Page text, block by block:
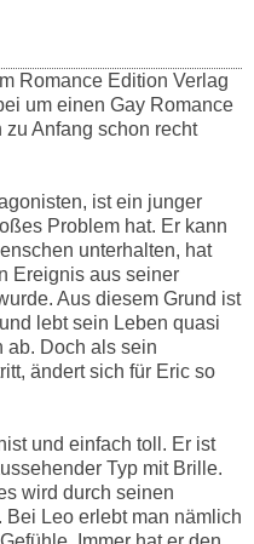
Romance Edition Verlag
um einen Gay Romance
Anfang schon recht
ist ein junger
Problem hat. Er kann
unterhalten, hat
Ereignis aus seiner
Aus diesem Grund ist
lebt sein Leben quasi
ab. Doch als sein
ändert sich für Eric so
und einfach toll. Er ist
Typ mit Brille.
wird durch seinen
Leo erlebt man nämlich